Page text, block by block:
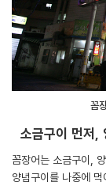
꼼
소금구이 먼저,
꼼장어는 소금구이,
양념구이를 나중에